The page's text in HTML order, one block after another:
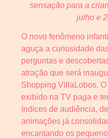
sensação para a
julho e
O novo fenômeno
aguça a curiosidade
perguntas e
atração que será
Shopping VillaLobos.
exibido na TV paga e
índices de audiência,
animações já
encantando os